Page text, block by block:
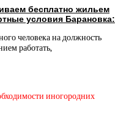
бесплатно жильем
условия Барановка:
человека на должность
работать,
иногородних